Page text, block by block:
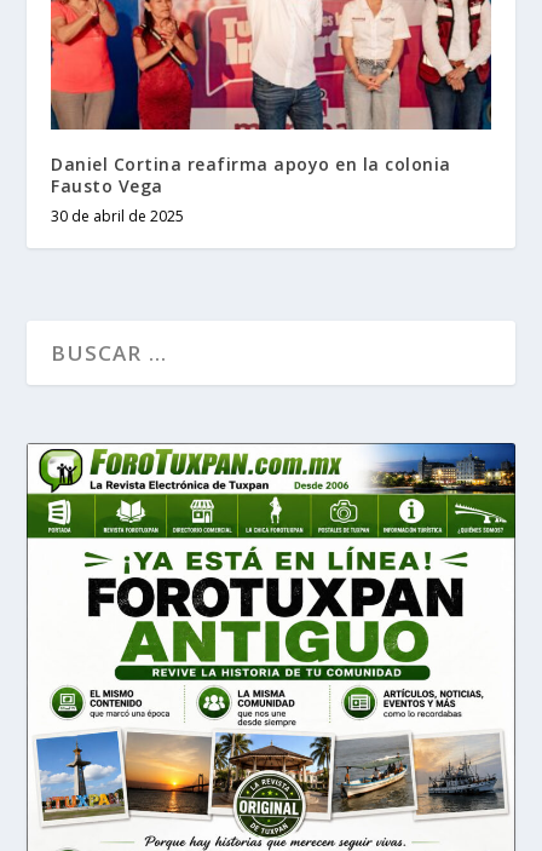
Daniel Cortina reafirma apoyo en la colonia
Fausto Vega
30 de abril de 2025